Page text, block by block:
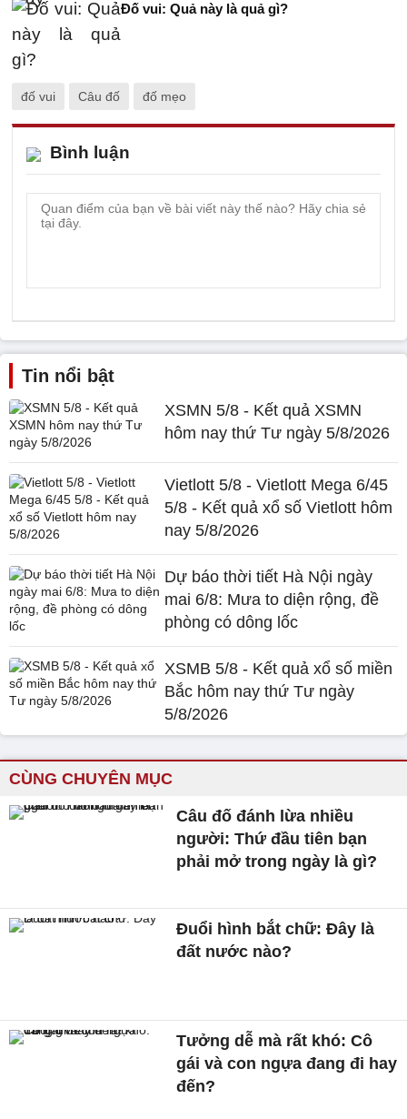
Đố vui: Quả này là quả gì?
đố vui Câu đố đố mẹo
Bình luận
Tin nổi bật
XSMN 5/8 - Kết quả XSMN
hôm nay thứ Tư ngày 5/8/2026
Vietlott 5/8 - Vietlott Mega 6/45
5/8 - Kết quả xổ số Vietlott hôm
nay 5/8/2026
Dự báo thời tiết Hà Nội ngày
mai 6/8: Mưa to diện rộng, đề
phòng có dông lốc
XSMB 5/8 - Kết quả xổ số miền
Bắc hôm nay thứ Tư ngày
5/8/2026
CÙNG CHUYÊN MỤC
Câu đố đánh lừa nhiều
người: Thứ đầu tiên bạn
phải mở trong ngày là gì?
Đuổi hình bắt chữ: Đây là
đất nước nào?
Tưởng dễ mà rất khó: Cô
gái và con ngựa đang đi hay
đến?